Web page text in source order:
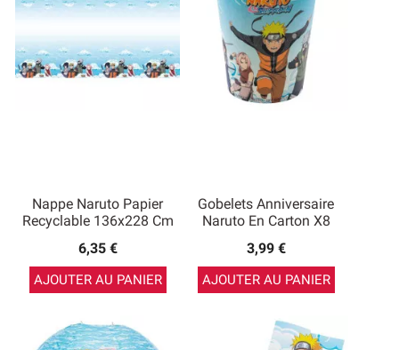
Nappe Naruto Papier
Recyclable 136x228 Cm
6,35 €
AJOUTER AU PANIER
Gobelets Anniversaire
Naruto En Carton X8
3,99 €
AJOUTER AU PANIER